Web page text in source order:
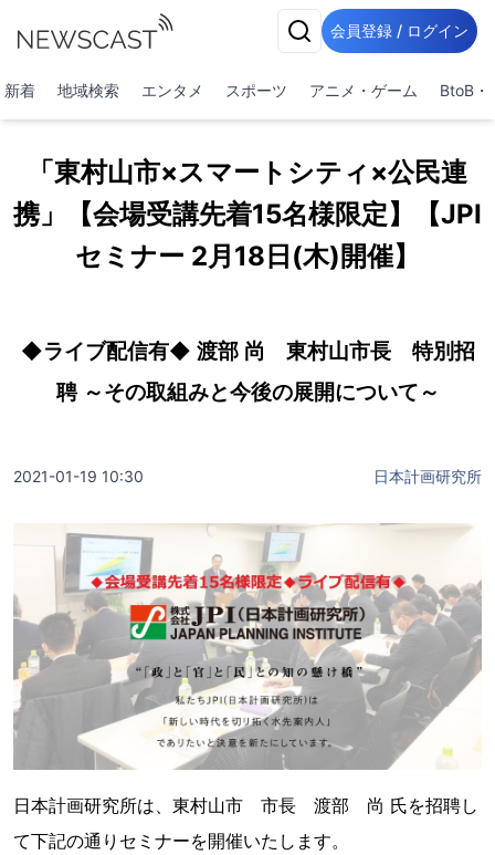
会員登録 / ログイン
新着 地域検索 エンタメ スポーツ アニメ・ゲーム BtoB・
「東村山市×スマートシティ×公民連
携」【会場受講先着15名様限定】【JPI
セミナー 2月18日(木)開催】
◆ライブ配信有◆ 渡部 尚 東村山市長 特別招
聘 ～その取組みと今後の展開について～
2021-01-19 10:30 日本計画研究所
日本計画研究所は、東村山市 市長 渡部 尚 氏を招聘し
て下記の通りセミナーを開催いたします。